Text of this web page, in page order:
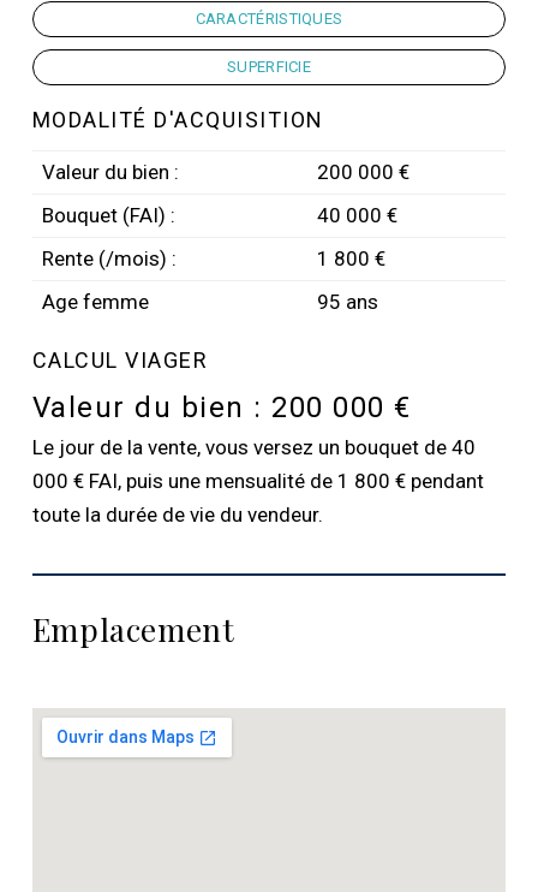
CARACTÉRISTIQUES
SUPERFICIE
MODALITÉ D'ACQUISITION
Valeur du bien :
200 000 €
Bouquet (FAI) :
40 000 €
Rente (/mois) :
1 800 €
Age femme
95 ans
CALCUL VIAGER
Valeur du bien : 200 000 €
Le jour de la vente, vous versez un bouquet de 40
000 € FAI, puis une mensualité de 1 800 € pendant
toute la durée de vie du vendeur.
Emplacement